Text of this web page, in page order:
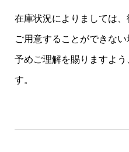
在庫状況によりましては
ご用意することができない
予めご理解を賜りますよ
す。